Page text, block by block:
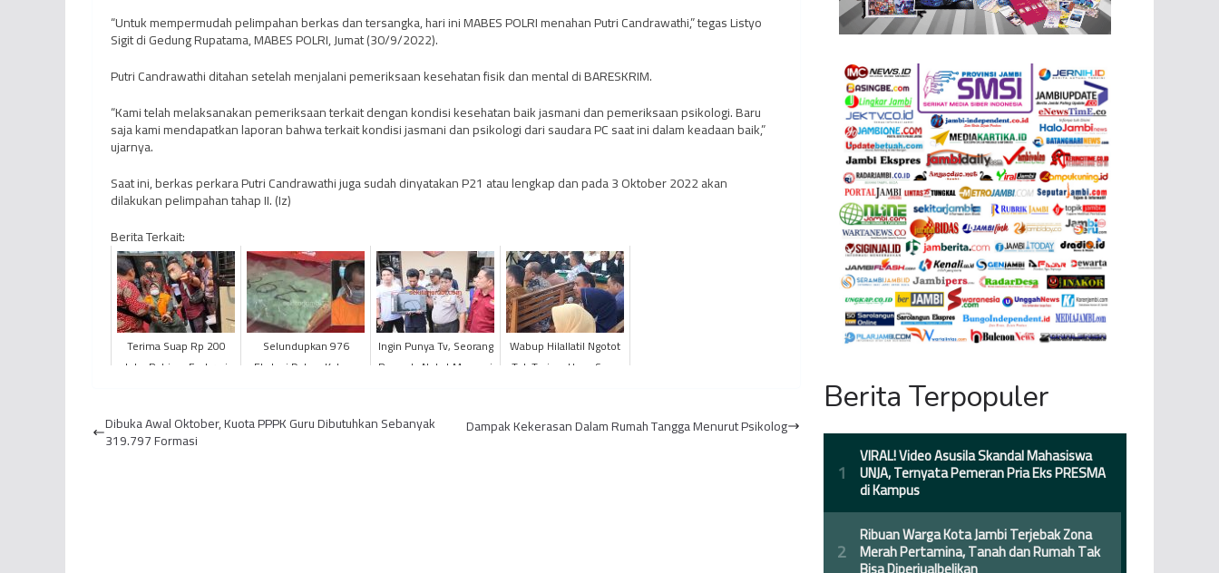
“Untuk mempermudah pelimpahan berkas dan tersangka, hari ini MABES POLRI menahan Putri Candrawathi,” tegas Listyo
Sigit di Gedung Rupatama, MABES POLRI, Jumat (30/9/2022).
Putri Candrawathi ditahan setelah menjalani pemeriksaan kesehatan fisik dan mental di BARESKRIM.
“Kami telah melaksanakan pemeriksaan terkait dengan kondisi kesehatan baik jasmani dan pemeriksaan psikologi. Baru
saja kami mendapatkan laporan bahwa terkait kondisi jasmani dan psikologi dari saudara PC saat ini dalam keadaan baik,”
ujarnya.
Saat ini, berkas perkara Putri Candrawathi juga sudah dinyatakan P21 atau lengkap dan pada 3 Oktober 2022 akan
dilakukan pelimpahan tahap II. (Iz)
Berita Terkait:
Terima Suap Rp 200
Juta, Rahima Fachrori
Selundupkan 976
Ekstasi Dalam Kaleng
Ingin Punya Tv, Seorang
Pemuda Nekat Mencuri
Wabup Hilallatil Ngotot
Tak Terima Uang Suap
Dibuka Awal Oktober, Kuota PPPK Guru Dibutuhkan Sebanyak
319.797 Formasi
Dampak Kekerasan Dalam Rumah Tangga Menurut Psikolog
Berita Terpopuler